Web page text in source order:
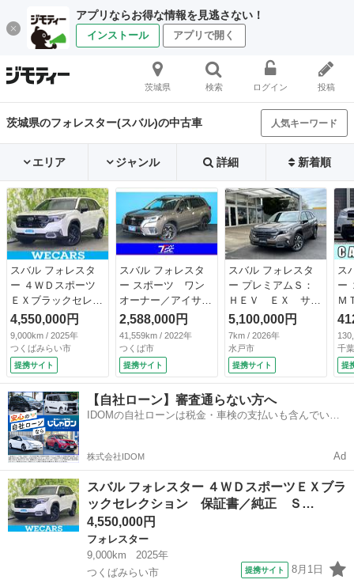
アプリならお得な情報を見逃さない！
インストール アプリで開く
茨城県 検索 ログイン 投稿
茨城県のフォレスター(スバル)の中古車 人気キーワード
エリア ジャンル 詳細 新着順
スバル フォレスタ
ー ４ＷＤスポーツ
ＥＸブラックセレク
ション 保証書／純
正 ＳＤナビ／デジ
タルインナーミラー
／衝突安全装置／シ
ートヒーター 全席
／全方位モニター／
車線逸脱防止支援シ
ステム／シート ハ
ーフレザー／電動バ
ックドア／ドライブ
レコーダー 前後
（検10.11）
4,550,000円
9,000km / 2025年
つくばみらい市
提携サイト
スバル フォレスタ
ー スポーツ ワン
オーナー／アイサイ
トセーフティプラス
／純正ナビ／フロン
トカメラ／サイドカ
メラ／バックカメラ
／デジタルインナー
ミラー／ルーフレー
ル／パワーバックド
ア／ＬＥＤヘッドラ
シート／禁煙車
2,588,000円
41,559km / 2022年
つくば市
提携サイト
スバル フォレスタ
ー プレミアムＳ：
ＨＥＶ ＥＸ サン
ルーフ 茶本革シー
ト ハーマンカード
ン ＡＣ１００Ｖ／
１５００Ｗ ＥＴＣ
２．０ フロアマッ
ト （検11.5）
5,100,000円
7km / 2026年
水戸市
提携サイト
ス
ー
Ｍ
済
ッ
フ
Ｇ
チ
Ｄ
／
千
提
【自社ローン】審査通らない方へ
IDOMの自社ローンは税金・車検の支払いも含んでいる
株式会社IDOM Ad
スバル フォレスター ４ＷＤスポーツＥＸブラ
ックセレクション 保証書／純正 Ｓ…
4,550,000円
フォレスター
9,000km
2025年
つくばみらい市
提携サイト 8月1日